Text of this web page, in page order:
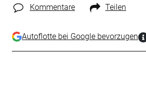
Kommentare Teilen
Autoflotte bei Google bevorzugen